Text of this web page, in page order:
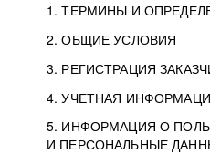
1. ТЕРМИНЫ И
2. ОБЩИЕ УСЛОВИЯ
3. РЕГИСТРАЦИЯ
4. УЧЕТНАЯ
5. ИНФОРМАЦИЯ О
И ПЕРСОНАЛЬНЫЕ